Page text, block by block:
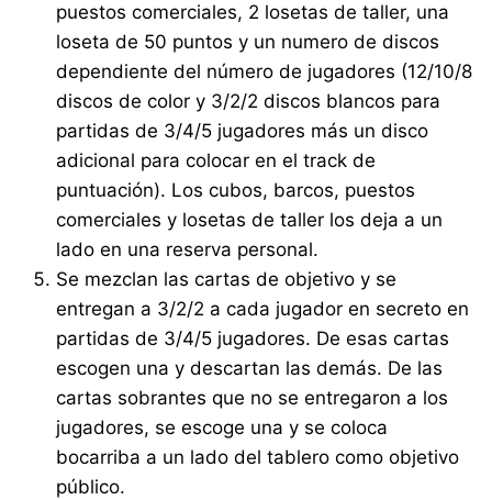
puestos comerciales, 2 losetas de taller, una
loseta de 50 puntos y un numero de discos
dependiente del número de jugadores (12/10/8
discos de color y 3/2/2 discos blancos para
partidas de 3/4/5 jugadores más un disco
adicional para colocar en el track de
puntuación). Los cubos, barcos, puestos
comerciales y losetas de taller los deja a un
lado en una reserva personal.
Se mezclan las cartas de objetivo y se
entregan a 3/2/2 a cada jugador en secreto en
partidas de 3/4/5 jugadores. De esas cartas
escogen una y descartan las demás. De las
cartas sobrantes que no se entregaron a los
jugadores, se escoge una y se coloca
bocarriba a un lado del tablero como objetivo
público.